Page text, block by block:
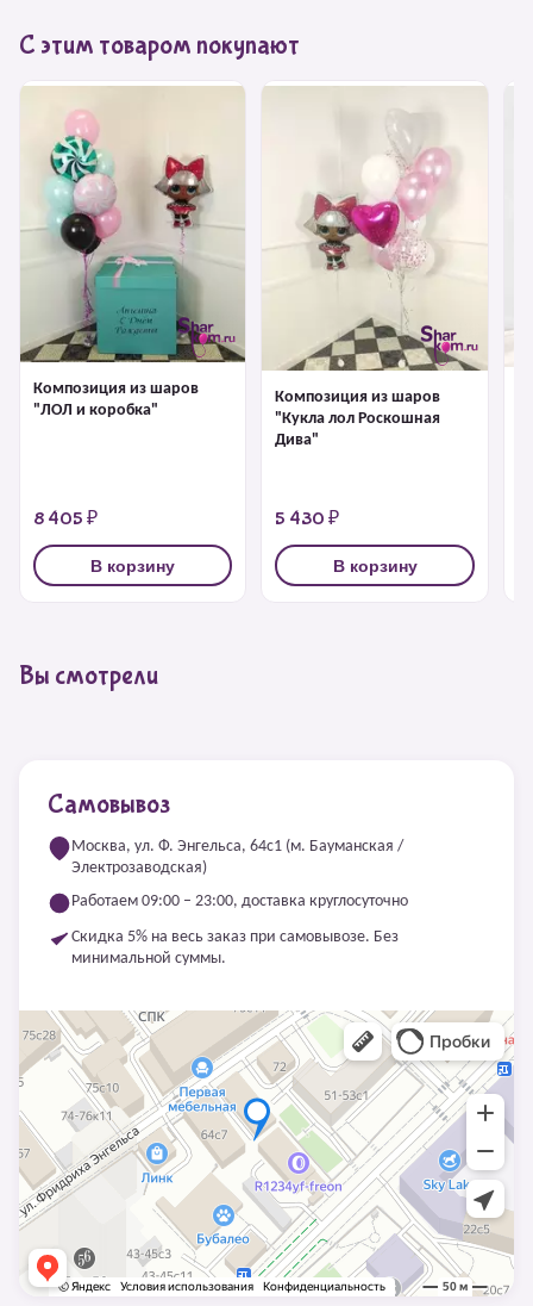
С этим товаром покупают
Композиция из шаров
"ЛОЛ и коробка"
8 405 ₽
В корзину
Композиция из шаров
"Кукла лол Роскошная
Дива"
5 430 ₽
В корзину
Вы смотрели
Самовывоз
Москва, ул. Ф. Энгельса, 64с1 (м. Бауманская /
Электрозаводская)
Работаем 09:00 – 23:00, доставка круглосуточно
Скидка 5% на весь заказ при самовывозе. Без
минимальной суммы.